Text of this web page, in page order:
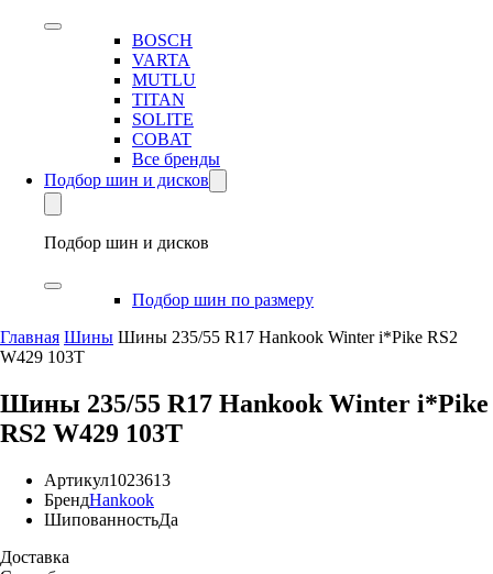
BOSCH
VARTA
MUTLU
TITAN
SOLITE
COBAT
Все бренды
Подбор шин и дисков
Подбор шин и дисков
Подбор шин по размеру
Главная Шины Шины 235/55 R17 Hankook Winter i*Pike RS2
W429 103T
Шины 235/55 R17 Hankook Winter i*Pike
RS2 W429 103T
Артикул1023613
БрендHankook
ШипованностьДа
Доставка